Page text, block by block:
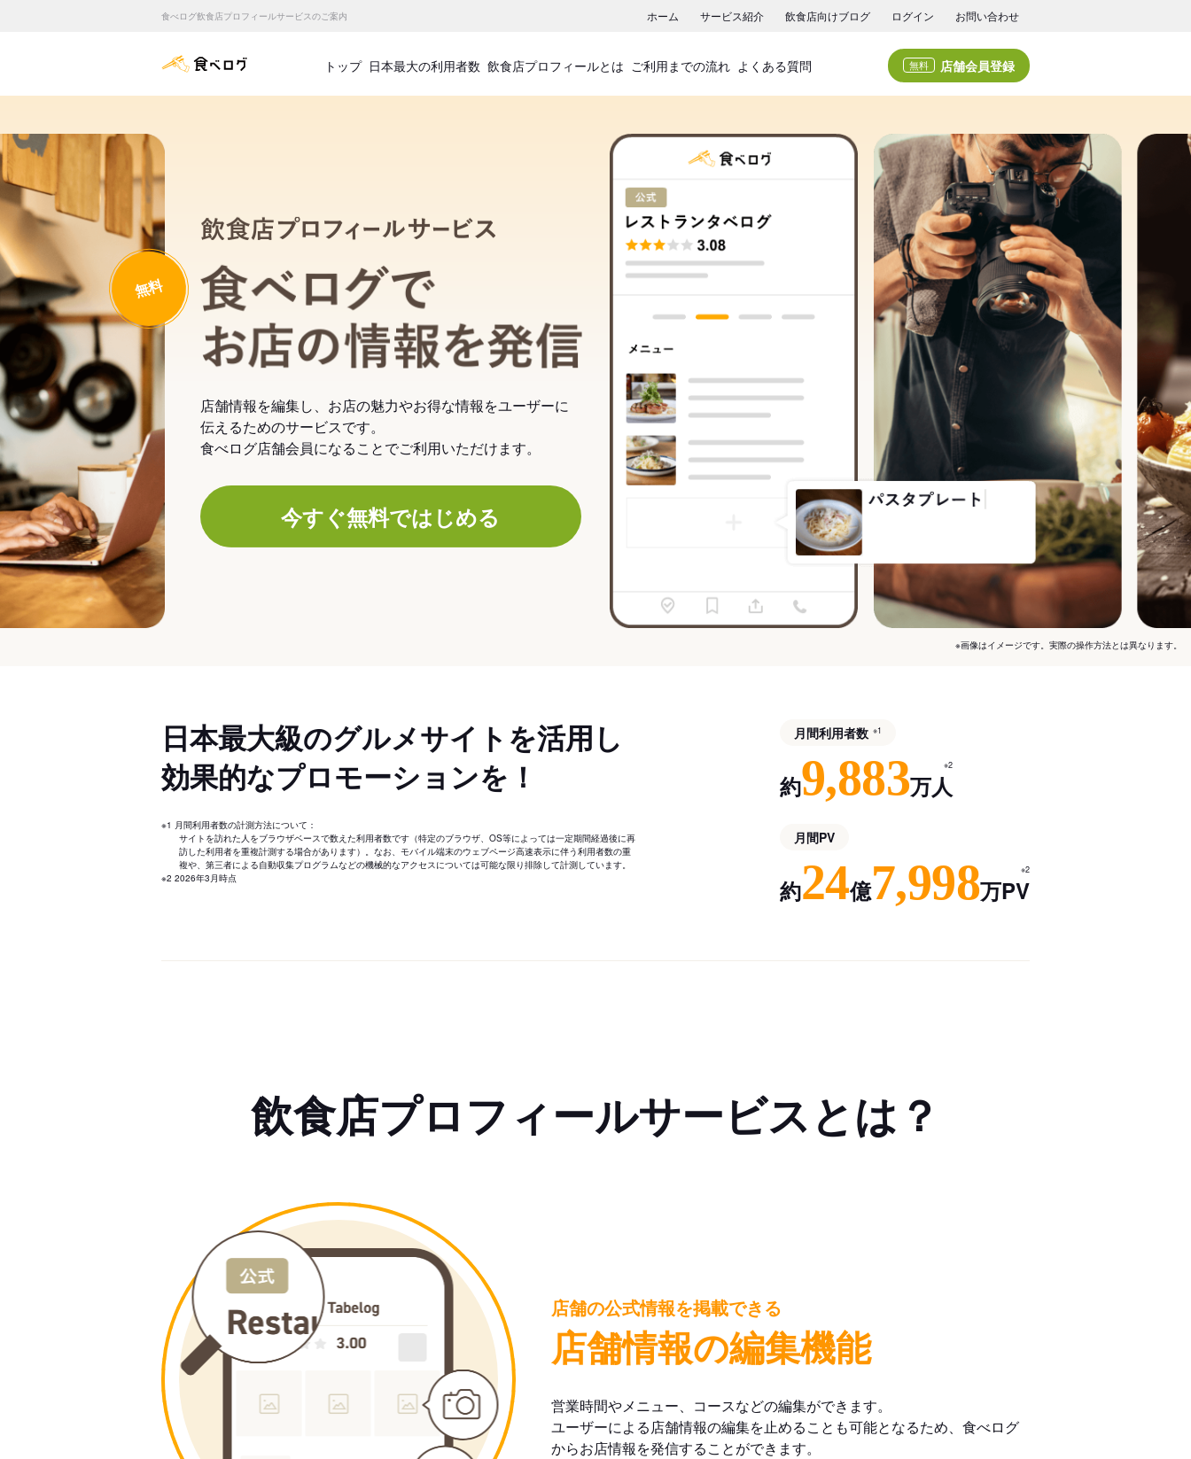
食べログ飲食店プロフィールサービスのご案内 ホーム サービス紹介 飲食店向けブログ ログイン お問い合わせ
食べログ店舗管理画面
トップ 日本最大の利用者数 飲食店プロフィールとは ご利用までの流れ よくある質問 無料 店舗会員登録
飲食店プロフィールサービス
食べログでお店の情報を発信
無料
店舗情報を編集し、お店の魅力やお得な情報をユーザーに
伝えるためのサービスです。
食べログ店舗会員になることでご利用いただけます。
今すぐ無料ではじめる
※画像はイメージです。実際の操作方法とは異なります。
日本最大級のグルメサイトを活用し
効果的なプロモーションを！
※1 月間利用者数の計測方法について：
サイトを訪れた人をブラウザベースで数えた利用者数です（特定のブラウザ、OS等によっては一定期間経過後に再
訪した利用者を重複計測する場合があります）。なお、モバイル端末のウェブページ高速表示に伴う利用者数の重
複や、第三者による自動収集プログラムなどの機械的なアクセスについては可能な限り排除して計測しています。
※2 2026年3月時点
月間利用者数 ※1
約9,883万人
※2
月間PV
約24億7,998万PV
※2
飲食店プロフィールサービスとは？
店舗の公式情報を掲載できる
店舗情報の編集機能
営業時間やメニュー、コースなどの編集ができます。
ユーザーによる店舗情報の編集を止めることも可能となるため、食べログ
からお店情報を発信することができます。